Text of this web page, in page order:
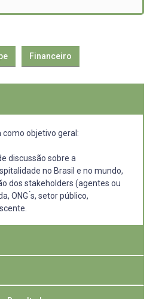
Financeiro
objetivo geral:
discussão sobre a
no Brasil e no mundo,
dos stakeholders (agentes ou
ONG ́s, setor público,
que engloba todas empresas
ou hospedagem dos